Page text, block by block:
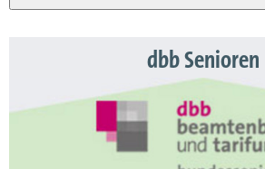
dbb Senioren